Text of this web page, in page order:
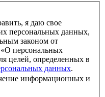
я даю свое
персональных данных,
законом от
персональных
целей, определенных в
данных.
информационных и